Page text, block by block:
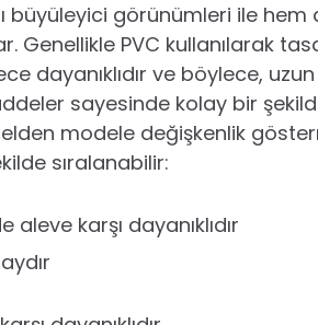
görünümleri ile hem
Genellikle PVC kullanılarak
dayanıklıdır ve böylece,
sayesinde kolay bir
modele değişkenlik
sıralanabilir:
aleve karşı dayanıklıdır